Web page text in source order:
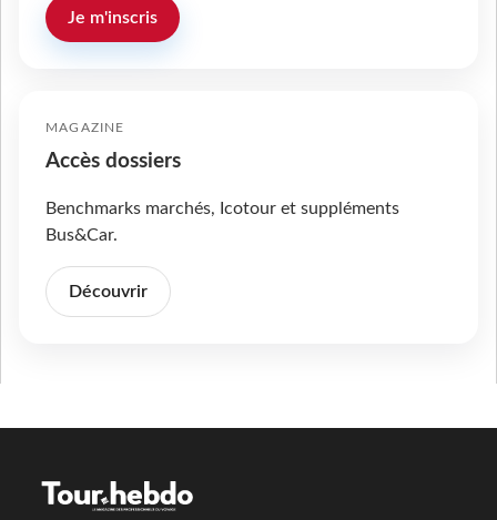
Je m'inscris
MAGAZINE
Accès dossiers
Benchmarks marchés, Icotour et suppléments
Bus&Car.
Découvrir